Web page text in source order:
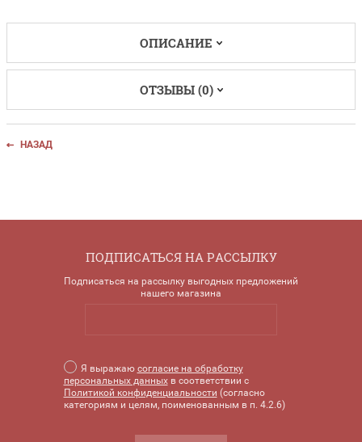
ОПИСАНИЕ
ОТЗЫВЫ (0)
НАЗАД
ПОДПИСАТЬСЯ НА РАССЫЛКУ
Подписаться на рассылку выгодных предложений
нашего магазина
Я выражаю согласие на обработку
персональных данныхв соответствии с
Политикой конфиденциальности (согласно
категориям и целям, поименованным в п. 4.2.6)